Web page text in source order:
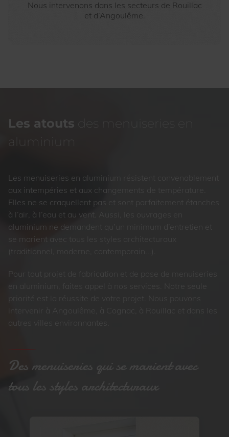
Nous intervenons dans les secteurs de Rouillac
et d’Angoulême.
Les atouts des menuiseries en
aluminium
Les menuiseries en aluminium résistent convenablement
aux intempéries et aux changements de température.
Elles ne se craquellent pas et sont parfaitement étanches
à l’air, à l’eau et au vent. Aussi, les ouvrages en
aluminium ne demandent qu’un minimum d’entretien et
se marient avec tous les styles architecturaux
(traditionnel, moderne, contemporain...).
Pour tout projet de fabrication et de pose de menuiseries
en aluminium, faites appel à nos services. Notre seule
intervenir à Angoulême, à Cognac, à Rouillac et dans les
autres villes environnantes.
Des menuiseries qui se marient avec
tous les styles architecturaux